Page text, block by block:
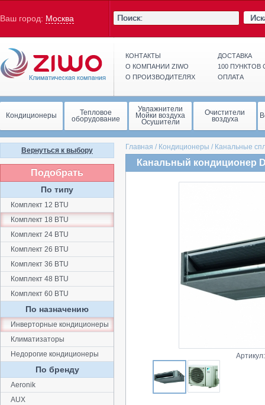
Ваш город: Москва
КОНТАКТЫ
О КОМПАНИИ ZIWO
О ПРОИЗВОДИТЕЛЯХ
ДОСТАВКА
100
ОПЛАТА
Кондиционеры Тепловое
оборудование
Увлажнители
Мойки воздуха
Осушители
Очистители
воздуха
Главная / Кондиционеры / Канальные
Канальный кондиционер
Вернуться к выбору
Подобрать
По типу
Комплект 12 BTU
Комплект 18 BTU
Комплект 24 BTU
Комплект 26 BTU
Комплект 36 BTU
Комплект 48 BTU
Комплект 60 BTU
По назначению
Инверторные кондиционеры
Климатизаторы
Недорогие кондиционеры
По бренду
Aeronik
AUX